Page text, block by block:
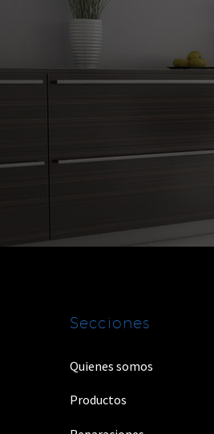
Secciones
Quienes somos
Productos